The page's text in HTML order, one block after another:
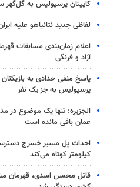
کاپیتان پرسپولیس به
لفاظی جدید نتانیاهو علیه
اعلام زمان‌بندی مسابقات
آزاد و فرنگی
پاسخ منفی حدادی به بازیکنان
پرسپولیس به جز یک نفر
الجزیره: تنها یک موضوع در
عمان باقی مانده است
کیلومتر کوتاه می‌کند
قاتل محسن اسدی، قهرمان